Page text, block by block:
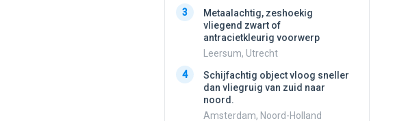
3
Metaalachtig, zeshoekig
vliegend zwart of
antracietkleurig voorwerp
Leersum, Utrecht
4
Schijfachtig object vloog sneller
dan vliegruig van zuid naar
noord.
Amsterdam, Noord-Holland